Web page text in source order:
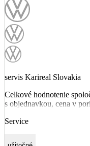
servis Karireal Slovakia
Celkové hodnotenie
s objednavkou, cena v
Service